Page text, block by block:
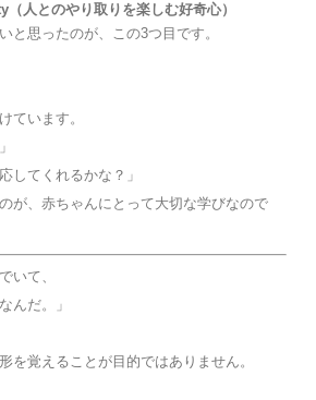
人とのやり取りを楽しむ好奇心）
と思ったのが、この3つ目です。
ています。
してくれるかな？」
が、赤ちゃんにとって大切な学びなので
いて、
んだ。」
を覚えることが目的ではありません。